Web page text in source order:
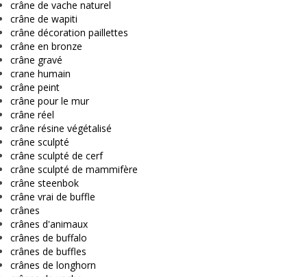
crâne de vache naturel
crâne de wapiti
crâne décoration paillettes
crâne en bronze
crâne gravé
crane humain
crâne peint
crâne pour le mur
crâne réel
crâne résine végétalisé
crâne sculpté
crâne sculpté de cerf
crâne sculpté de mammifère
crâne steenbok
crâne vrai de buffle
crânes
crânes d'animaux
crânes de buffalo
crânes de buffles
crânes de longhorn